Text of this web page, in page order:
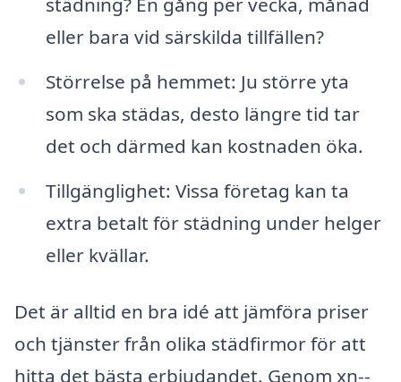
eller bara vid särskilda tillfällen?
Störrelse på hemmet: Ju större yta
som ska städas, desto längre tid tar
det och därmed kan kostnaden öka.
Tillgänglighet: Vissa företag kan ta
extra betalt för städning under helger
eller kvällar.
Det är alltid en bra idé att jämföra priser
och tjänster från olika städfirmor för att
hitta det bästa erbjudandet. Genom xn--